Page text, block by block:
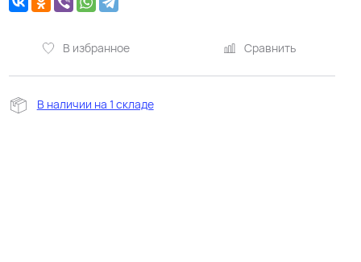
В избранное Сравнить
В наличии на 1 складе